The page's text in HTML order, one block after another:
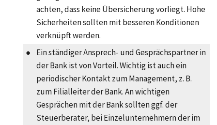
achten, dass keine Übersicherung vorliegt. Hohe
Sicherheiten sollten mit besseren Konditionen
verknüpft werden.
●
Ein ständiger Ansprech- und Gesprächspartner in
der Bank ist von Vorteil. Wichtig ist auch ein
periodischer Kontakt zum Management, z. B.
zum Filialleiter der Bank. An wichtigen
Gesprächen mit der Bank sollten ggf. der
Steuerberater, bei Einzelunternehmern der im